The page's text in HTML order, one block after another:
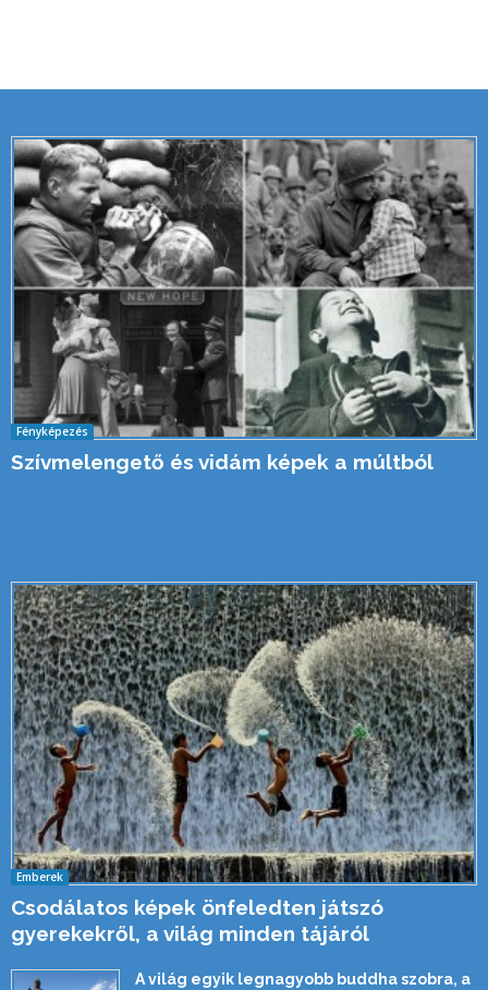
Fényképezés
Szívmelengető és vidám képek a múltból
Emberek
Csodálatos képek önfeledten játszó
gyerekekről, a világ minden tájáról
A világ egyik legnagyobb buddha szobra, a